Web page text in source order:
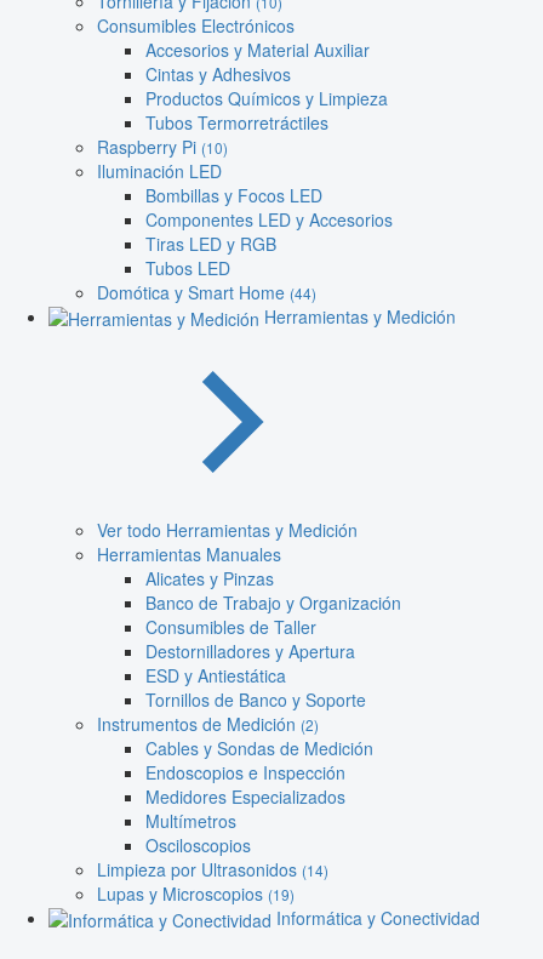
Consumibles Electrónicos
Accesorios y Material Auxiliar
Cintas y Adhesivos
Productos Químicos y Limpieza
Tubos Termorretráctiles
Raspberry Pi (10)
Iluminación LED
Bombillas y Focos LED
Componentes LED y Accesorios
Tiras LED y RGB
Tubos LED
Domótica y Smart Home (44)
Herramientas y Medición
Ver todo Herramientas y Medición
Herramientas Manuales
Alicates y Pinzas
Banco de Trabajo y Organización
Consumibles de Taller
Destornilladores y Apertura
ESD y Antiestática
Tornillos de Banco y Soporte
Instrumentos de Medición (2)
Cables y Sondas de Medición
Endoscopios e Inspección
Medidores Especializados
Multímetros
Osciloscopios
Limpieza por Ultrasonidos (14)
Lupas y Microscopios (19)
Informática y Conectividad